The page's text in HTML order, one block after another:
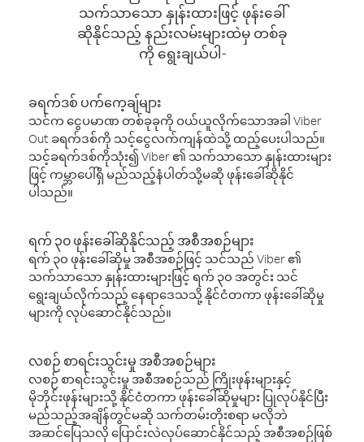
သက်သာသော နှုန်းထားဖြင့် ဖုန်းခေါ်
ဆိုနိုင်သည့် နည်းလမ်းများထဲမှ တစ်ခု
ကို ရွေးချယ်ပါ-
ခရက်ဒစ် ပက်ကေ့ချ်များ
သင်က ငွေပမာဏ တစ်ခုခုကို ဝယ်ယူလိုက်သောအခါ Viber
Out ခရက်ဒစ်ကို သင့်ငွေလက်ကျန်ထဲသို့ ထည့်ပေးပါသည်။
သင့်ခရက်ဒစ်ကိုသုံး၍ Viber ၏ သက်သာသော နှုန်းထားများ
ဖြင့် ကမ္ဘာပေါ်ရှိ မည်သည့်နံပါတ်သို့မဆို ဖုန်းခေါ်ဆိုနိုင်
ပါသည်။
ရက် ၃၀ ဖုန်းခေါ်ဆိုနိုင်သည့် အစီအစဉ်များ
ရက် ၃၀ ဖုန်းခေါ်ဆိုမှု အစီအစဉ်ဖြင့် သင်သည် Viber ၏
သက်သာသော နှုန်းထားများဖြင့် ရက် ၃၀ အတွင်း သင်
ရွေးချယ်လိုက်သည့် နေရာဒေသသို့ နိုင်ငံတကာ ဖုန်းခေါ်ဆိုမှု
များကို လုပ်ဆောင်နိုင်သည်။
လစဉ် စာရင်းသွင်းမှု အစီအစဉ်များ
လစဉ် စာရင်းသွင်းမှု အစီအစဉ်သည် ကြိုးဖုန်းများနှင့်
မိုဘိုင်းဖုန်းများသို့ နိုင်ငံတကာ ဖုန်းခေါ်ဆိုမှုများ ပြုလုပ်နိုင်ပြီး
မည်သည့်အချိန်တွင်မဆို သက်တမ်းတိုးစရာ မလိုဘဲ
အဆင်ပြေသလို ပြောင်းလဲလုပ်ဆောင်နိုင်သည့် အစီအစဉ်ဖြစ်